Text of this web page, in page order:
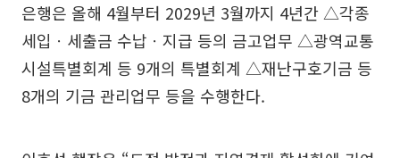
은행은 올해 4월부터 2029년 3월까지 4년간 △각종
세입ㆍ세출금 수납ㆍ지급 등의 금고업무 △광역교통
시설특별회계 등 9개의 특별회계 △재난구호기금 등
8개의 기금 관리업무 등을 수행한다.